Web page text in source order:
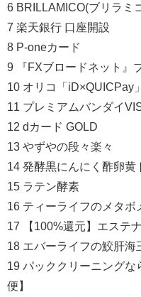
6 BRILLAMICO(ブリラミ
7 楽天銀行 口座開設
8 P-oneカード
9 『FXブロードネット』
10 オリコ「iD×QUICPay」
11 プレミアムバンダイ
12 dカード GOLD
13 やずやの段々楽々
14 発酵黒にんにく酢卵黄
15 ラテン酵素
16 ティーライフのメタボ
17 【100%還元】エステ
18 エバーライフの鮫肝海
19 パッククリーニングな
便】